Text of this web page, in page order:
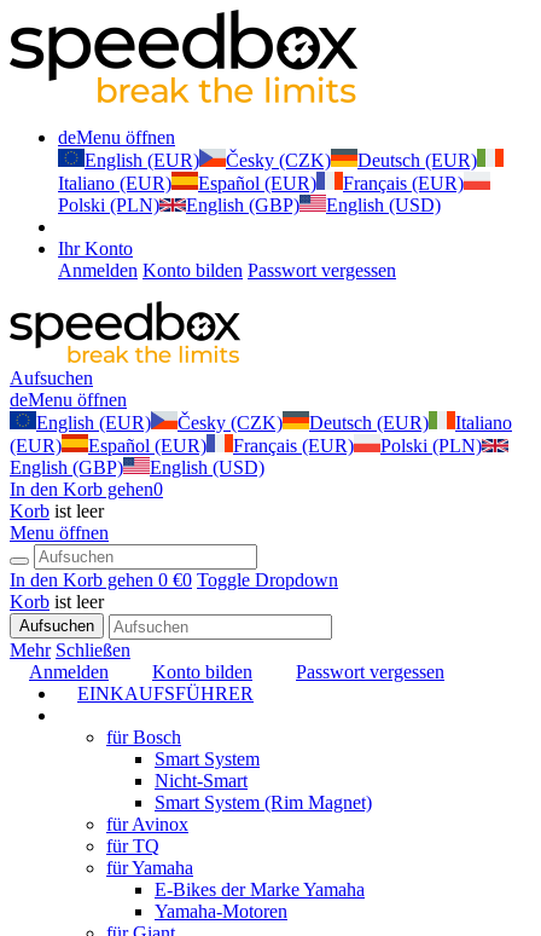
deMenu öffnen
English (EUR)
Česky (CZK)
Deutsch (EUR)
Italiano (EUR)
Español (EUR)
Français (EUR)
Polski (PLN)
English (GBP) English (USD)
Ihr Konto
Anmelden Konto bilden Passwort vergessen
Aufsuchen
deMenu öffnen
English (EUR)
Česky (CZK) Deutsch (EUR)
Italiano
(EUR)
Español (EUR) Français (EUR)
Polski (PLN)
English (GBP)
English (USD)
In den Korb gehen0
Korb ist leer
Menu öffnen
In den Korb gehen 0 €0 Toggle Dropdown
Korb ist leer
Aufsuchen
Mehr Schließen
Anmelden
Konto bilden
Passwort vergessen
EINKAUFSFÜHRER
für Bosch
Smart System
Nicht-Smart
Smart System (Rim Magnet)
für Avinox
für TQ
für Yamaha
E-Bikes der Marke Yamaha
Yamaha-Motoren